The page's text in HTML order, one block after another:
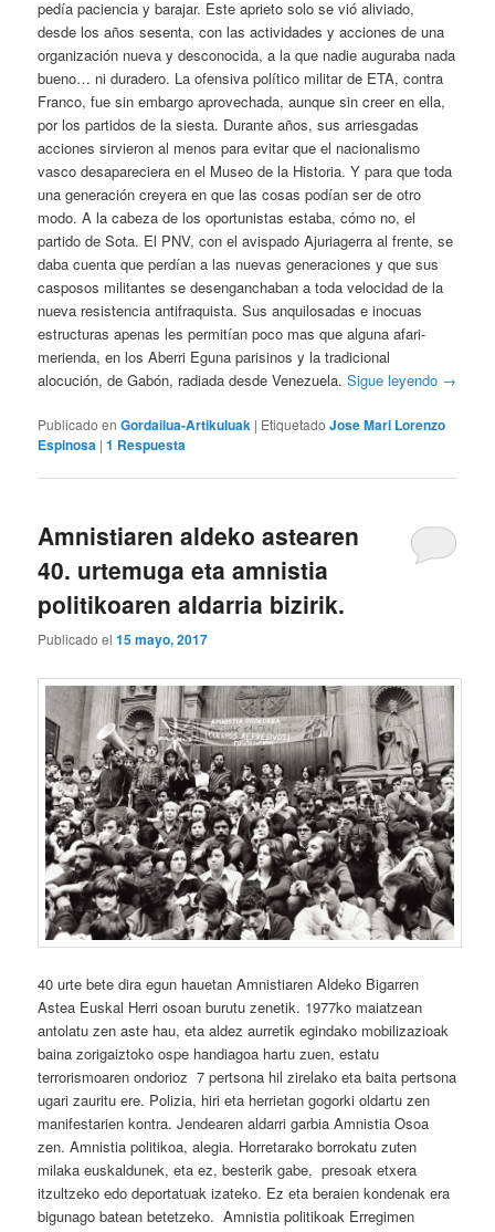
pedía paciencia y barajar. Este aprieto solo se vió aliviado,
desde los años sesenta, con las actividades y acciones de una
organización nueva y desconocida, a la que nadie auguraba nada
bueno… ni duradero. La ofensiva político militar de ETA, contra
Franco, fue sin embargo aprovechada, aunque sin creer en ella,
por los partidos de la siesta. Durante años, sus arriesgadas
acciones sirvieron al menos para evitar que el nacionalismo
vasco desapareciera en el Museo de la Historia. Y para que toda
una generación creyera en que las cosas podían ser de otro
modo. A la cabeza de los oportunistas estaba, cómo no, el
partido de Sota. El PNV, con el avispado Ajuriagerra al frente, se
daba cuenta que perdían a las nuevas generaciones y que sus
casposos militantes se desenganchaban a toda velocidad de la
nueva resistencia antifraquista. Sus anquilosadas e inocuas
estructuras apenas les permitían poco mas que alguna afari-
merienda, en los Aberri Eguna parisinos y la tradicional
alocución, de Gabón, radiada desde Venezuela.Sigue leyendo →
Publicado en Gordailua-Artikuluak | Etiquetado Jose Mari Lorenzo
Espinosa |1 Respuesta
Amnistiaren aldeko astearen
40. urtemuga eta amnistia
politikoaren aldarria bizirik.
Publicado el15 mayo, 2017
40 urte bete dira egun hauetan Amnistiaren Aldeko Bigarren
Astea Euskal Herri osoan burutu zenetik. 1977ko maiatzean
antolatu zen aste hau, eta aldez aurretik egindako mobilizazioak
baina zorigaiztoko ospe handiagoa hartu zuen, estatu
terrorismoaren ondorioz 7 pertsona hil zirelako eta baita pertsona
ugari zauritu ere. Polizia, hiri eta herrietan gogorki oldartu zen
manifestarien kontra. Jendearen aldarri garbia Amnistia Osoa
zen. Amnistia politikoa, alegia. Horretarako borrokatu zuten
milaka euskaldunek, eta ez, besterik gabe, presoak etxera
itzultzeko edo deportatuak izateko. Ez eta beraien kondenak era
bigunago batean betetzeko. Amnistia politikoak Erregimen